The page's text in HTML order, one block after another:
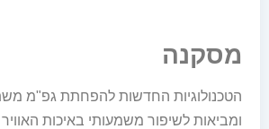
מסקנה
הטכנולוגיות החדשות להפחתת גפ"מ
ומביאות לשיפור משמעותי באיכות האוויר